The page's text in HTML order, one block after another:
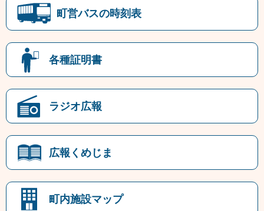
町営バスの時刻表
各種証明書
ラジオ広報
広報くめじま
町内施設マップ